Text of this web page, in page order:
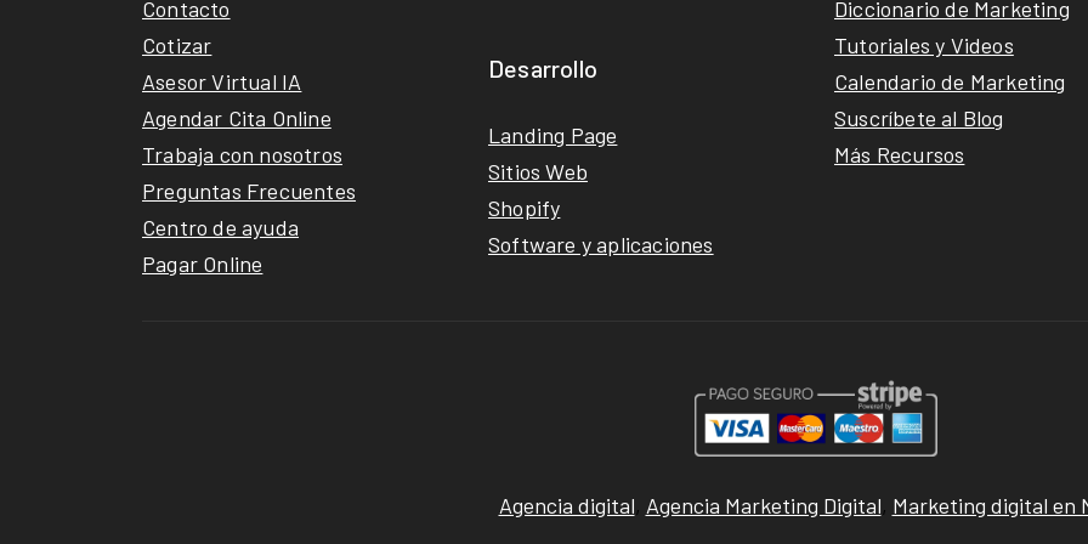
Contacto
Cotizar
Asesor Virtual IA
Agendar Cita Online
Trabaja con nosotros
Preguntas Frecuentes
Centro de ayuda
Pagar Online
Desarrollo
Landing Page
Sitios Web
Shopify
Software y aplicaciones
Diccionario de Marketing
Tutoriales y Videos
Calendario de Marketing
Suscríbete al Blog
Más Recursos
Agencia digital, Agencia Marketing Digital, Marketing digital en